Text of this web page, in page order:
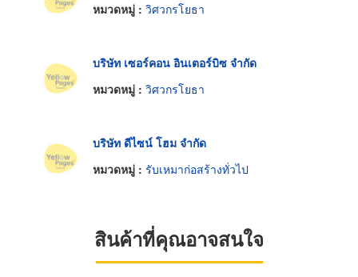
หมวดหมู่ : วิศวกรโยธา
บริษัท เซอร์คอน อินเตอร์บิซ จำกัด
หมวดหมู่ : วิศวกรโยธา
บริษัท ดีไซน์ โฮม จำกัด
หมวดหมู่ : รับเหมาก่อสร้างทั่วไป
สินค้าที่คุณอาจสนใจ